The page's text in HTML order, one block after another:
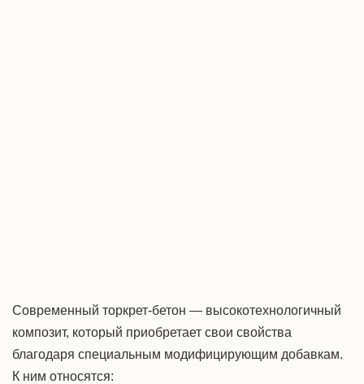
Современный торкрет-бетон — высокотехнологичный
композит, который приобретает свои свойства
благодаря специальным модифицирующим добавкам.
К ним относятся: